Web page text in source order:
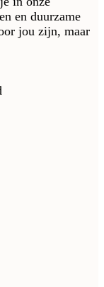
en duurzame
jou zijn, maar